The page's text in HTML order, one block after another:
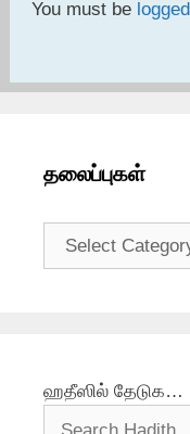
You must be
தலைப்புகள்
தலைப்புகள்
ஹதீஸில் தேடுக…